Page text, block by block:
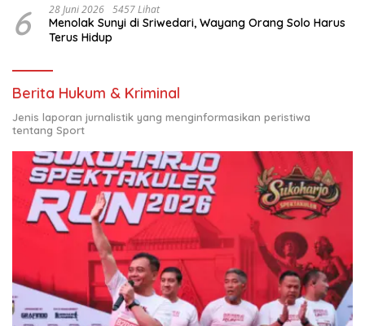
6 28 Juni 2026 5457 Lihat
Menolak Sunyi di Sriwedari, Wayang Orang Solo Harus
Terus Hidup
Berita Hukum & Kriminal
Jenis laporan jurnalistik yang menginformasikan peristiwa
tentang Sport